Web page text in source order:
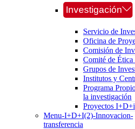
Investigación
Servicio de
Oficina de
Comisión de
Comité de
Grupos de
Institutos y
Programa
la investigación
Proyectos I+D+i
Menu-I+D+I(2)-Innovacion-
transferencia